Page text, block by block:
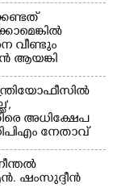
വീണ്ടും
ആയങ്കി
അധിക്ഷേപ
നേതാവ്‌
ഷംസുദ്ദീൻ